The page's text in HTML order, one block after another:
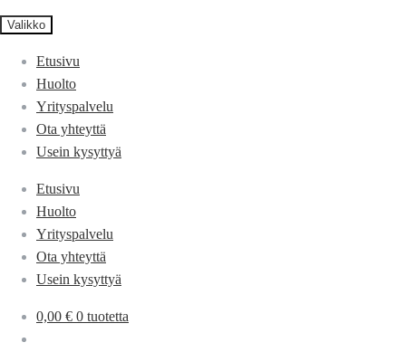
Valikko
Etusivu
Huolto
Yrityspalvelu
Ota yhteyttä
Usein kysyttyä
Etusivu
Huolto
Yrityspalvelu
Ota yhteyttä
Usein kysyttyä
0,00 € 0 tuotetta